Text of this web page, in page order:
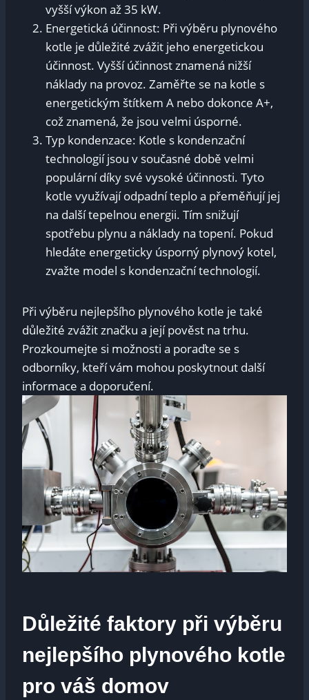
vyšší výkon až 35 kW.
Energetická účinnost: Při výběru plynového
kotle je důležité zvážit jeho energetickou
účinnost. Vyšší účinnost znamená nižší
náklady na provoz. Zaměřte se na kotle s
energetickým štítkem A nebo dokonce A+,
což znamená, že jsou velmi úsporné.
Typ kondenzace: Kotle s kondenzační
technologií jsou v současné době velmi
populární díky své vysoké účinnosti. Tyto
kotle využívají odpadní teplo a přeměňují jej
na další tepelnou energii. Tím snižují
spotřebu plynu a náklady na topení. Pokud
hledáte energeticky úsporný plynový kotel,
zvažte model s kondenzační technologií.
Při výběru nejlepšího plynového kotle je také
důležité zvážit značku a její pověst na trhu.
Prozkoumejte si možnosti a poraďte se s
odborníky, kteří vám mohou poskytnout další
informace a doporučení.
Důležité faktory při výběru
nejlepšího plynového kotle
pro váš domov